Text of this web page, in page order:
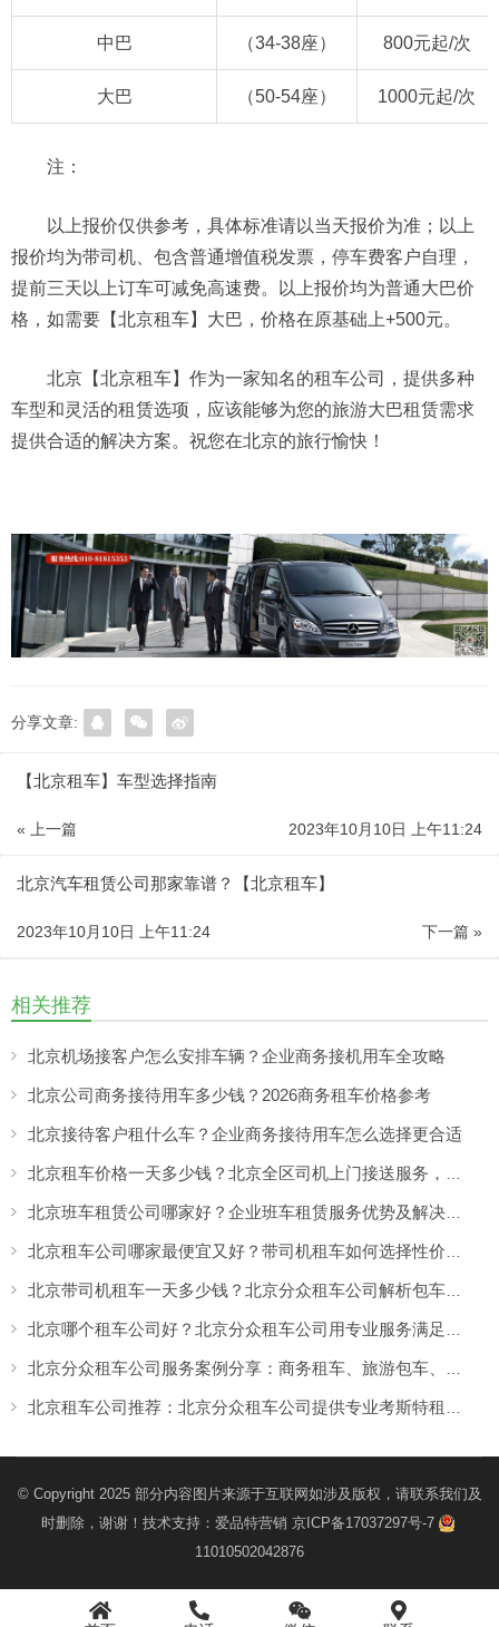
中巴 （34-38座） 800元起/次
大巴 （50-54座） 1000元起/次
注：
以上报价仅供参考，具体标准请以当天报价为准；以上
报价均为带司机、包含普通增值税发票，停车费客户自理，
提前三天以上订车可减免高速费。以上报价均为普通大巴价
格，如需要【北京租车】大巴，价格在原基础上+500元。
北京【北京租车】作为一家知名的租车公司，提供多种
车型和灵活的租赁选项，应该能够为您的旅游大巴租赁需求
提供合适的解决方案。祝您在北京的旅行愉快！
分享文章:
【北京租车】车型选择指南
« 上一篇 2023年10月10日 上午11:24
北京汽车租赁公司那家靠谱？【北京租车】
下一篇 »
2023年10月10日 上午11:24
相关推荐
北京机场接客户怎么安排车辆？企业商务接机用车全攻略
北京公司商务接待用车多少钱？2026商务租车价格参考
北京接待客户租什么车？企业商务接待用车怎么选择更合适
北京租车价格一天多少钱？北京全区司机上门接送服务，让出行更方便
北京班车租赁公司哪家好？企业班车租赁服务优势及解决方案
北京租车公司哪家最便宜又好？带司机租车如何选择性价比高的服务
北京带司机租车一天多少钱？北京分众租车公司解析包车价格与服务优势
北京哪个租车公司好？北京分众租车公司用专业服务满足商务、旅游多场景出行需求
北京分众租车公司服务案例分享：商务租车、旅游包车、考斯特、中巴车及企业长期用车解决方案
北京租车公司推荐：北京分众租车公司提供专业考斯特租赁服务
© Copyright 2025 部分内容图片来源于互联网如涉及版权，请联系我们及
时删除，谢谢！技术支持： 爱品特营销 京ICP备17037297号-7
11010502042876